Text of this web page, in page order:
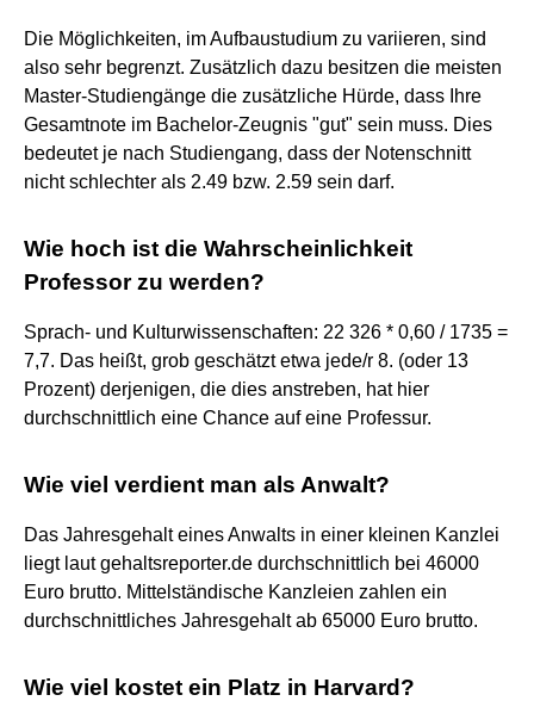
Die Möglichkeiten, im Aufbaustudium zu variieren, sind
also sehr begrenzt. Zusätzlich dazu besitzen die meisten
Master-Studiengänge die zusätzliche Hürde, dass Ihre
Gesamtnote im Bachelor-Zeugnis "gut" sein muss. Dies
bedeutet je nach Studiengang, dass der Notenschnitt
nicht schlechter als 2.49 bzw. 2.59 sein darf.
Wie hoch ist die Wahrscheinlichkeit
Professor zu werden?
Sprach- und Kulturwissenschaften: 22 326 * 0,60 / 1735 =
7,7. Das heißt, grob geschätzt etwa jede/r 8. (oder 13
Prozent) derjenigen, die dies anstreben, hat hier
durchschnittlich eine Chance auf eine Professur.
Wie viel verdient man als Anwalt?
Das Jahresgehalt eines Anwalts in einer kleinen Kanzlei
liegt laut gehaltsreporter.de durchschnittlich bei 46000
Euro brutto. Mittelständische Kanzleien zahlen ein
durchschnittliches Jahresgehalt ab 65000 Euro brutto.
Wie viel kostet ein Platz in Harvard?